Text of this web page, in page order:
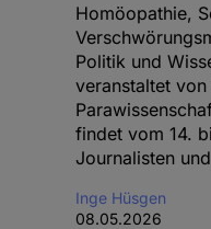
Homöopathie,
Politik und
veranstaltet
findet vom 14.
Journalisten
Inge Hüsgen
08.05.2026